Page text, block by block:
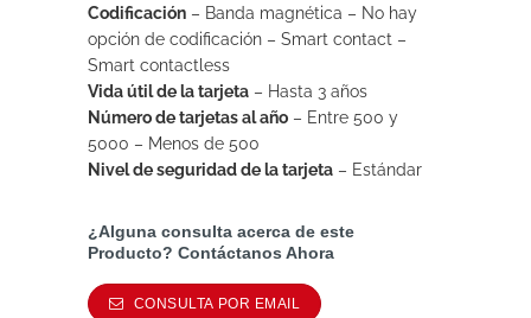
Codificación – Banda magnética – No hay
opción de codificación – Smart contact –
Smart contactless
Vida útil de la tarjeta – Hasta 3 años
Número de tarjetas al año – Entre 500 y
5000 – Menos de 500
Nivel de seguridad de la tarjeta – Estándar
¿Alguna consulta acerca de este
Producto? Contáctanos Ahora